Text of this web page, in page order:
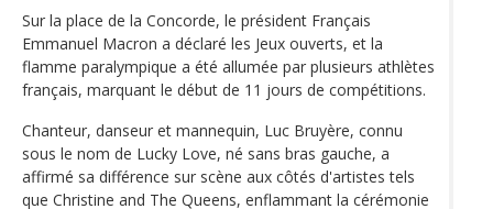
Sur la place de la Concorde, le président Français
Emmanuel Macron a déclaré les Jeux ouverts, et la
flamme paralympique a été allumée par plusieurs athlètes
français, marquant le début de 11 jours de compétitions.
Chanteur, danseur et mannequin, Luc Bruyère, connu
sous le nom de Lucky Love, né sans bras gauche, a
affirmé sa différence sur scène aux côtés d'artistes tels
que Christine and The Queens, enflammant la cérémonie